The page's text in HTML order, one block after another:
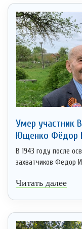
Умер участник
Ющенко Фёдор
В 1943 году после
захватчиков Федор
Читать далее